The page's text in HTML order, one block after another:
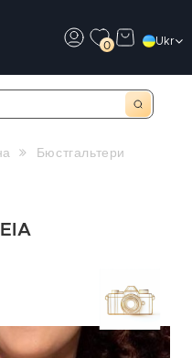
0 Ukr
Бюстгальтери